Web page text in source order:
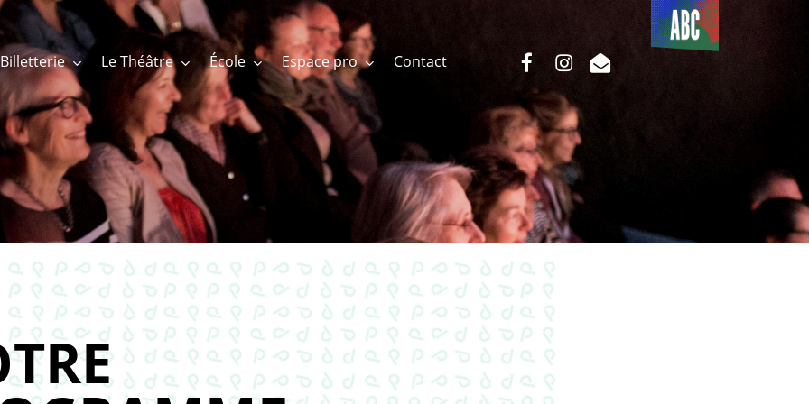
Billetterie Le Théâtre École Espace pro Contact
Du côté
de l’ABC
facebookinstagram
email